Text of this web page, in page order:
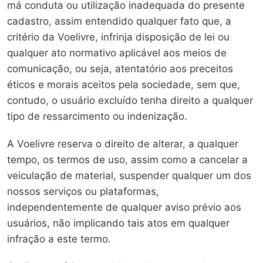
má conduta ou utilização inadequada do presente
cadastro, assim entendido qualquer fato que, a
critério da Voelivre, infrinja disposição de lei ou
qualquer ato normativo aplicável aos meios de
comunicação, ou seja, atentatório aos preceitos
éticos e morais aceitos pela sociedade, sem que,
contudo, o usuário excluído tenha direito a qualquer
tipo de ressarcimento ou indenização.
A Voelivre reserva o direito de alterar, a qualquer
tempo, os termos de uso, assim como a cancelar a
veiculação de material, suspender qualquer um dos
nossos serviços ou plataformas,
independentemente de qualquer aviso prévio aos
usuários, não implicando tais atos em qualquer
infração a este termo.